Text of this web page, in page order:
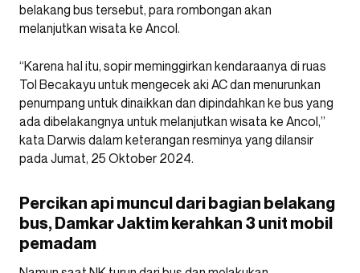
belakang bus tersebut, para rombongan akan
melanjutkan wisata ke Ancol.
“Karena hal itu, sopir meminggirkan kendaraanya di ruas
Tol Becakayu untuk mengecek aki AC dan menurunkan
penumpang untuk dinaikkan dan dipindahkan ke bus yang
ada dibelakangnya untuk melanjutkan wisata ke Ancol,”
kata Darwis dalam keterangan resminya yang dilansir
pada Jumat, 25 Oktober 2024.
Percikan api muncul dari bagian belakang
bus, Damkar Jaktim kerahkan 3 unit mobil
pemadam